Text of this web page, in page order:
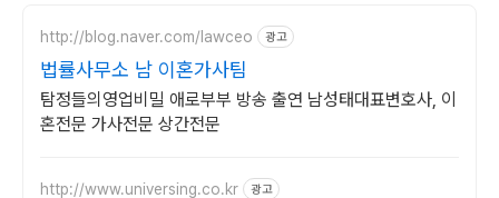
http://blog.naver.com/lawceo 광고
법률사무소 남 이혼가사팀
탐정들의영업비밀 애로부부 방송 출연 남성태대표변호사, 이
혼전문 가사전문 상간전문
http://www.universing.co.kr 광고